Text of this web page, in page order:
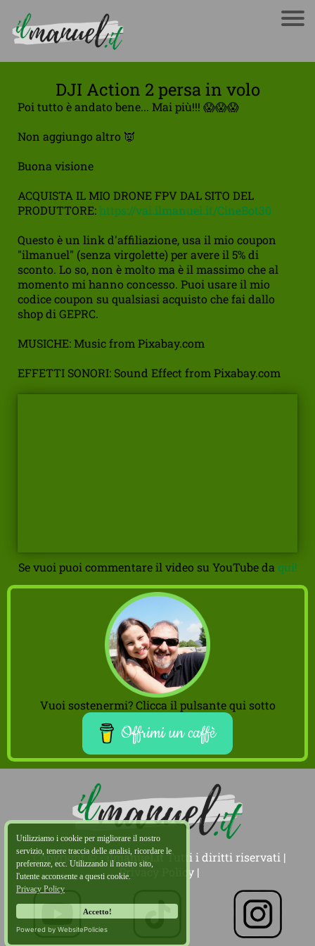
Utilizziamo i cookie per migliorare il nostro
servizio, tenere traccia delle analisi, ricordare le
preferenze, ecc. Utilizzando il nostro sito,
l'utente acconsente a questi cookie.
Privacy Policy
Accetto!
Powered by WebsitePolicies
DJI Action 2 persa in volo
Poi tutto è andato bene... Mai più!!! 😱😱😱
Non aggiungo altro 👿
Buona visione
ACQUISTA IL MIO DRONE FPV DAL SITO DEL
PRODUTTORE:https://vai.ilmanuel.it/CineBot30
Questo è un link d'affiliazione, usa il mio coupon
"ilmanuel" (senza virgolette) per avere il 5% di
sconto. Lo so, non è molto ma è il massimo che al
momento mi hanno concesso. Puoi usare il mio
codice coupon su qualsiasi acquisto che fai dallo
shop di GEPRC.
MUSICHE: Music from Pixabay.com
EFFETTI SONORI: Sound Effect from Pixabay.com
Se vuoi puoi commentare il video su YouTube da qui!
Vuoi sostenermi? Clicca il pulsante qui sotto
Offrimi un caffè
Copyright © -ilmanuel.itTutti i diritti riservati |
Privacy Policy |